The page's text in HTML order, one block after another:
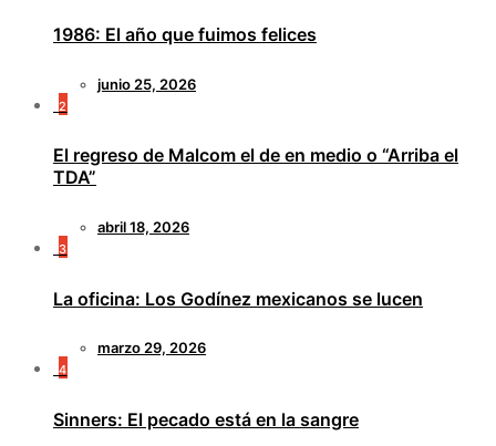
1986: El año que fuimos felices
junio 25, 2026
2
El regreso de Malcom el de en medio o “Arriba el
TDA”
abril 18, 2026
3
La oficina: Los Godínez mexicanos se lucen
marzo 29, 2026
4
Sinners: El pecado está en la sangre